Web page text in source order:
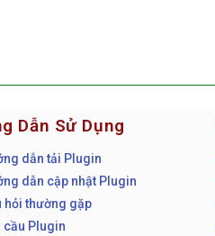
Dẫn Sử Dụng
dẫn tải Plugin
dẫn cập nhật Plugin
hỏi thường gặp
cầu Plugin